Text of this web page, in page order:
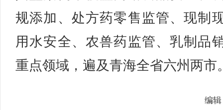
规添加、处方药零售监管、现制
用水安全、农兽药监管、乳制品
重点领域，遍及青海全省六州两市
编